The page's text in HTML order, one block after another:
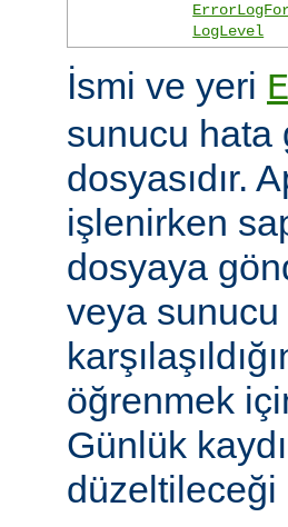
LogLevel
İsmi ve yeri
sunucu hata
dosyasıdır.
işlenirken
dosyaya
veya sunucu
öğrenmek
Günlük
düzeltileceği